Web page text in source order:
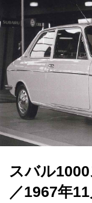
スバル
／1967年